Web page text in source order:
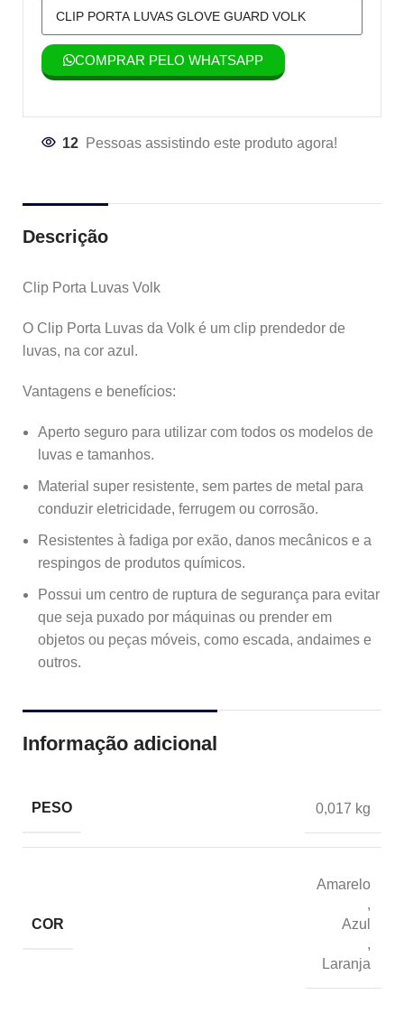
COMPRAR PELO WHATSAPP
12 Pessoas assistindo este produto agora!
Descrição
Clip Porta Luvas Volk
O Clip Porta Luvas da Volk é um clip prendedor de
luvas, na cor azul.
Vantagens e benefícios:
Aperto seguro para utilizar com todos os modelos de
luvas e tamanhos.
Material super resistente, sem partes de metal para
conduzir eletricidade, ferrugem ou corrosão.
Resistentes à fadiga por exão, danos mecânicos e a
respingos de produtos químicos.
Possui um centro de ruptura de segurança para evitar
que seja puxado por máquinas ou prender em
objetos ou peças móveis, como escada, andaimes e
outros.
Informação adicional
PESO 0,017 kg
COR
Amarelo
,
Azul
,
Laranja